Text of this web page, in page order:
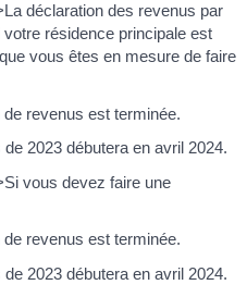
déclaration des revenus par
résidence principale est
vous êtes en mesure de faire
revenus est terminée.
2023 débutera en avril 2024.
vous devez faire une
revenus est terminée.
2023 débutera en avril 2024.